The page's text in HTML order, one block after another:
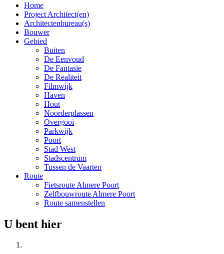
Home
Project Architect(en)
Architectenbureau(s)
Bouwer
Gebied
Buiten
De Eenvoud
De Fantasie
De Realiteit
Filmwijk
Haven
Hout
Noorderplassen
Overgooi
Parkwijk
Poort
Stad West
Stadscentrum
Tussen de Vaarten
Route
Fietsroute Almere Poort
Zelfbouwroute Almere Poort
Route samenstellen
U bent hier